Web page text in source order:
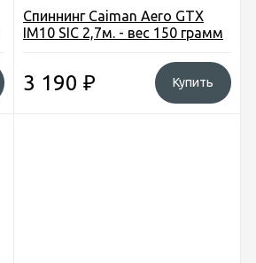
Спиннинг Caiman Aero GTX
IM10 SIC 2,7м. - вес 150 грамм
3 190 ₽ Купить